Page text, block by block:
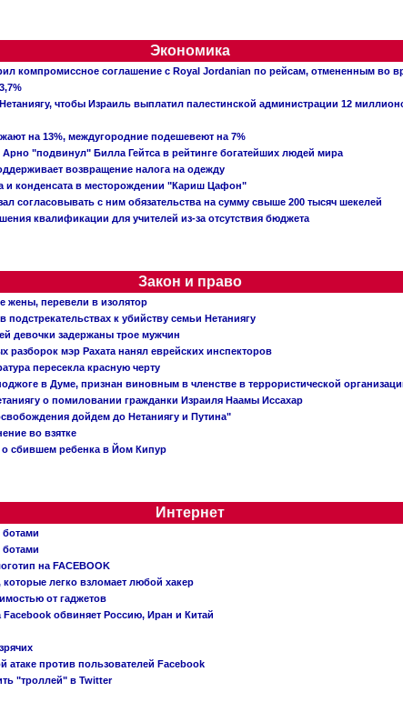
Экономика
компромиссное соглашение с Royal Jordanian по рейсам, отмененным во
чтобы Израиль выплатил палестинской администрации 12
на 13%, междугородние подешевеют на 7%
"подвинул" Билла Гейтса в рейтинге богатейших людей мира
возвращение налога на одежду
и конденсата в месторождении "Кариш Цафон"
согласовывать с ним обязательства на сумму свыше 200 тысяч шекелей
квалификации для учителей из-за отсутствия бюджета
Закон и право
жены, перевели в изолятор
к убийству семьи Нетаниягу
девочки задержаны трое мужчин
мэр Рахата нанял еврейских инспекторов
пересекла красную черту
в Думе, признан виновным в членстве в террористической
о помиловании гражданки Израиля Наамы Иссахар
дойдем до Нетаниягу и Путина"
во взятке
сбившем ребенка в Йом Кипур
Интернет
на FACEBOOK
легко взломает любой хакер
от гаджетов
обвиняет Россию, Иран и Китай
атаке против пользователей Facebook
"троллей" в Twitter